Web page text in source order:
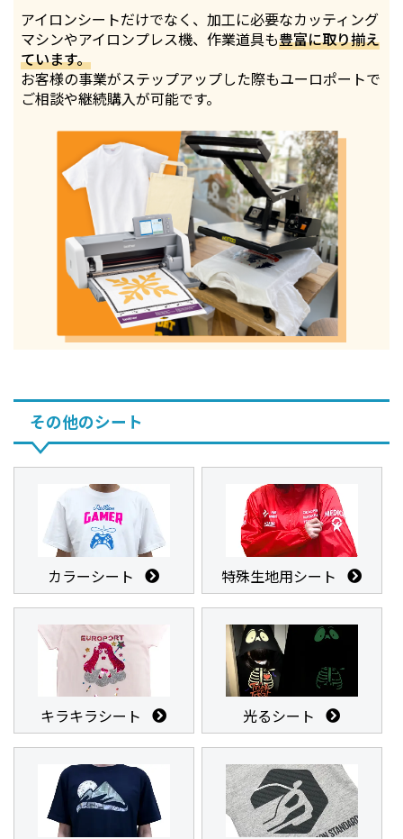
アイロンシートだけでなく、加工に必要なカッティング
マシンやアイロンプレス機、作業道具も豊富に取り揃え
ています。
お客様の事業がステップアップした際もユーロポートで
ご相談や継続購入が可能です。
その他のシート
カラーシート 特殊生地用シート
キラキラシート 光るシート